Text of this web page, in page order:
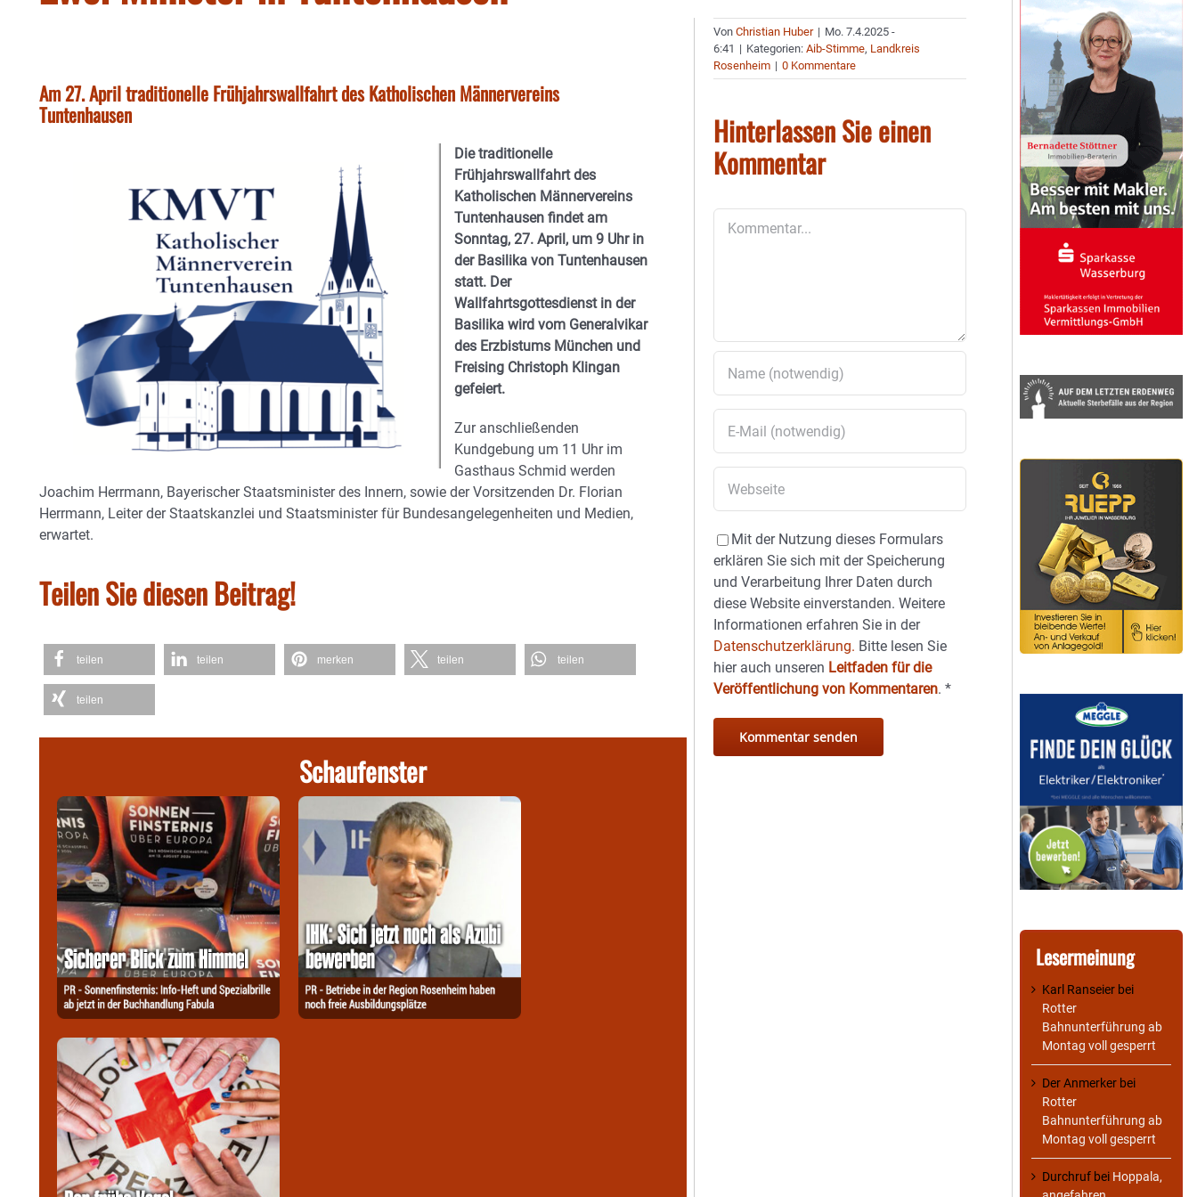
Am 27. April traditionelle Frühjahrswallfahrt des Katholischen Männervereins
Tuntenhausen
Die traditionelle
Frühjahrswallfahrt des
Katholischen Männervereins
Tuntenhausen findet am
Sonntag, 27. April, um 9 Uhr in
der Basilika von Tuntenhausen
statt. Der
Wallfahrtsgottesdienst in der
Basilika wird vom Generalvikar
des Erzbistums München und
Freising Christoph Klingan
gefeiert.
Zur anschließenden
Kundgebung um 11 Uhr im
Gasthaus Schmid werden
Joachim Herrmann, Bayerischer Staatsminister des Innern, sowie der Vorsitzenden Dr. Florian
Herrmann, Leiter der Staatskanzlei und Staatsminister für Bundesangelegenheiten und Medien,
erwartet.
Teilen Sie diesen Beitrag!
teilen teilen merken teilen teilen
teilen
Schaufenster
VonChristian Huber | Mo. 7.4.2025 -
6:41 | Kategorien:Aib-Stimme, Landkreis
Rosenheim | 0 Kommentare
Hinterlassen Sie einen
Kommentar
Mit der Nutzung dieses Formulars
erklären Sie sich mit der Speicherung
und Verarbeitung Ihrer Daten durch
diese Website einverstanden. Weitere
Informationen erfahren Sie in der
Datenschutzerklärung. Bitte lesen Sie
hier auch unseren Leitfaden für die
Veröffentlichung von Kommentaren.*
Lesermeinung
Karl Ranseier bei
Rotter
Bahnunterführung ab
Montag voll gesperrt
Der Anmerker bei
Rotter
Bahnunterführung ab
Montag voll gesperrt
Durchruf bei Hoppala,